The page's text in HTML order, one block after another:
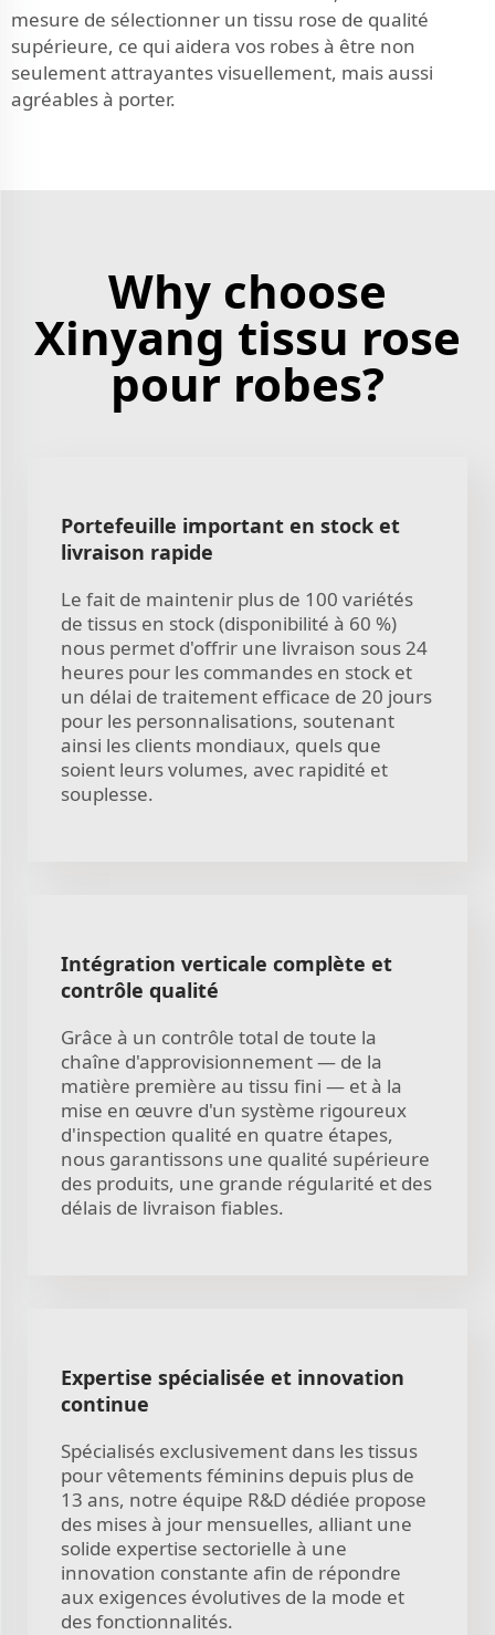
mesure de sélectionner un tissu rose de qualité
supérieure, ce qui aidera vos robes à être non
seulement attrayantes visuellement, mais aussi
agréables à porter.
Why choose
Xinyang tissu rose
pour robes?
Portefeuille important en stock et
livraison rapide
Le fait de maintenir plus de 100 variétés
de tissus en stock (disponibilité à 60 %)
nous permet d'offrir une livraison sous 24
heures pour les commandes en stock et
un délai de traitement efficace de 20 jours
pour les personnalisations, soutenant
ainsi les clients mondiaux, quels que
soient leurs volumes, avec rapidité et
souplesse.
Intégration verticale complète et
contrôle qualité
Grâce à un contrôle total de toute la
chaîne d'approvisionnement — de la
matière première au tissu fini — et à la
mise en œuvre d'un système rigoureux
d'inspection qualité en quatre étapes,
nous garantissons une qualité supérieure
des produits, une grande régularité et des
délais de livraison fiables.
Expertise spécialisée et innovation
continue
Spécialisés exclusivement dans les tissus
pour vêtements féminins depuis plus de
13 ans, notre équipe R&D dédiée propose
des mises à jour mensuelles, alliant une
solide expertise sectorielle à une
innovation constante afin de répondre
aux exigences évolutives de la mode et
des fonctionnalités.